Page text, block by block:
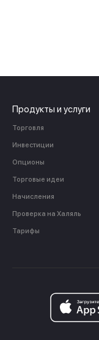
Продукты и услуги
Торговля
Инвестиции
Опционы
Торговые идеи
Начисления
Проверка на Халяль
Тарифы